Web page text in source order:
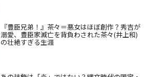
『豊臣兄弟！』茶々＝悪女はほぼ創作？秀吉が
溺愛、豊臣家滅亡を背負わされた茶々(井上和)
の壮絶すぎる生涯